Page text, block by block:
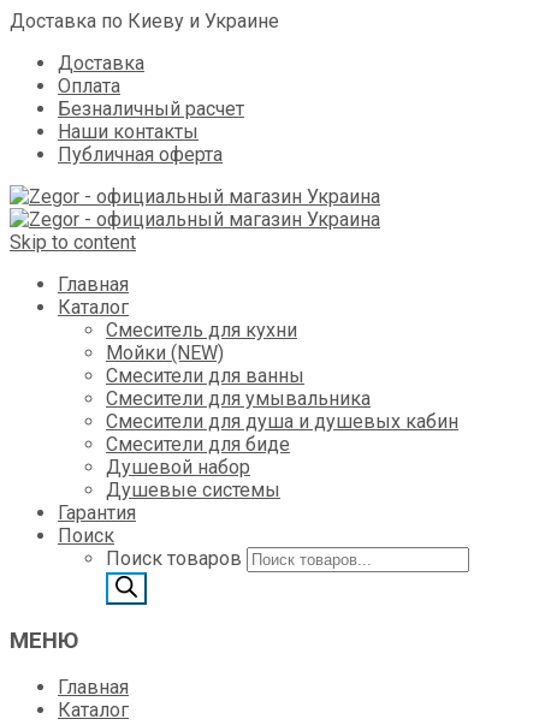
Доставка по Киеву и Украине
Доставка
Оплата
Безналичный расчет
Наши контакты
Публичная оферта
Skip to content
Главная
Каталог
Смеситель для кухни
Мойки (NEW)
Смесители для ванны
Смесители для умывальника
Смесители для душа и душевых кабин
Смесители для биде
Душевой набор
Душевые системы
Гарантия
Поиск
Поиск товаров
МЕНЮ
Главная
Каталог